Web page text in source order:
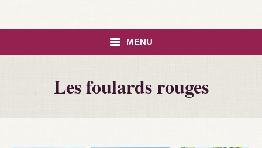
MENU
Les foulards rouges